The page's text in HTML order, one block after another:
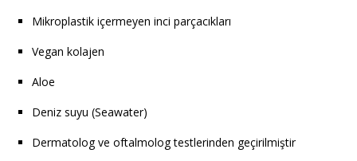
Mikroplastik içermeyen inci parçacıkları
Vegan kolajen
Aloe
Deniz suyu (Seawater)
Dermatolog ve oftalmolog testlerinden geçirilmiştir